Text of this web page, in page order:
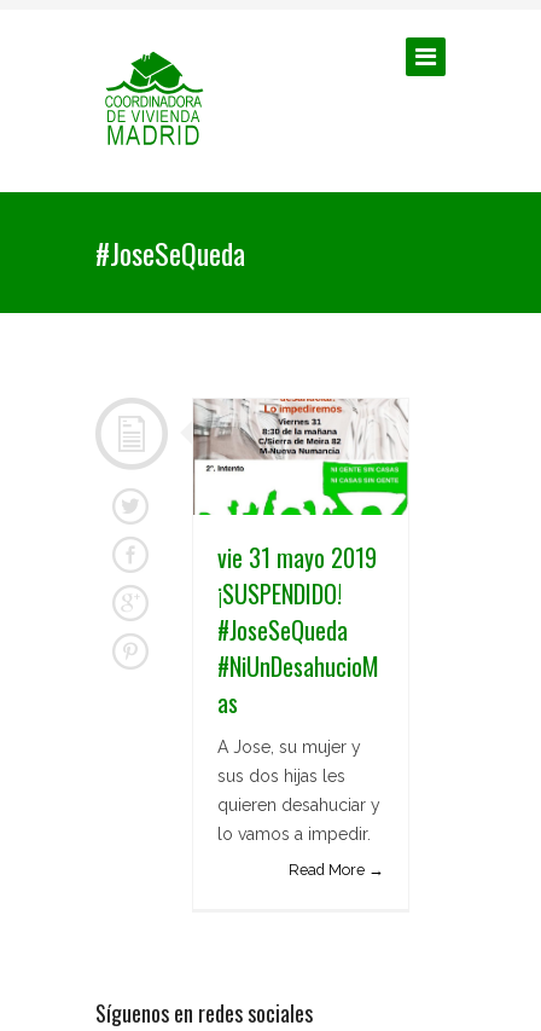
#JoseSeQueda
vie 31 mayo 2019
¡SUSPENDIDO!
#JoseSeQueda
#NiUnDesahucioM
as
A Jose, su mujer y
sus dos hijas les
quieren desahuciar y
lo vamos a impedir.
Read More →
Síguenos en redes sociales